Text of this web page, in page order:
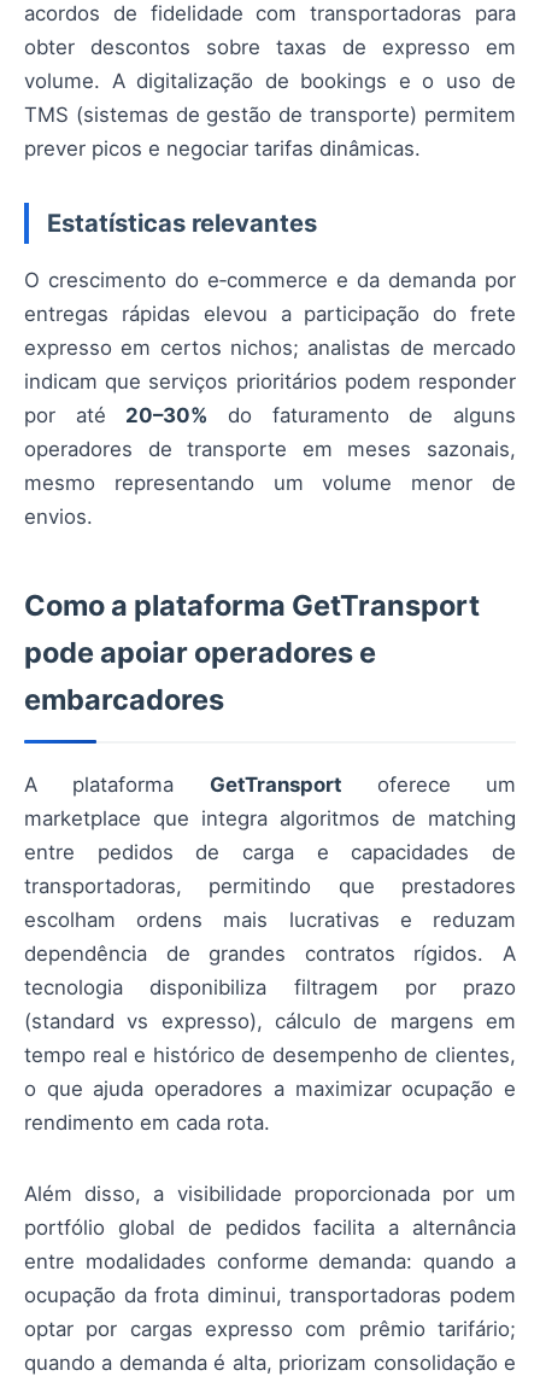
acordos de fidelidade com transportadoras para
obter descontos sobre taxas de expresso em
volume. A digitalização de bookings e o uso de
TMS (sistemas de gestão de transporte) permitem
prever picos e negociar tarifas dinâmicas.
Estatísticas relevantes
O crescimento do e‑commerce e da demanda por
entregas rápidas elevou a participação do frete
expresso em certos nichos; analistas de mercado
indicam que serviços prioritários podem responder
por até 20–30% do faturamento de alguns
operadores de transporte em meses sazonais,
mesmo representando um volume menor de
envios.
Como a plataforma GetTransport
pode apoiar operadores e
embarcadores
A plataforma GetTransport oferece um
marketplace que integra algoritmos de matching
entre pedidos de carga e capacidades de
transportadoras, permitindo que prestadores
escolham ordens mais lucrativas e reduzam
dependência de grandes contratos rígidos. A
tecnologia disponibiliza filtragem por prazo
(standard vs expresso), cálculo de margens em
tempo real e histórico de desempenho de clientes,
o que ajuda operadores a maximizar ocupação e
rendimento em cada rota.
Além disso, a visibilidade proporcionada por um
portfólio global de pedidos facilita a alternância
entre modalidades conforme demanda: quando a
ocupação da frota diminui, transportadoras podem
optar por cargas expresso com prêmio tarifário;
quando a demanda é alta, priorizam consolidação e